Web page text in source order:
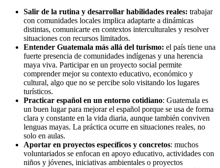
Salir de la rutina y desarrollar habilidades reales: trabajar
con comunidades locales implica adaptarte a dinámicas
distintas, comunicarte en contextos interculturales y resolver
situaciones con recursos limitados.
Entender Guatemala más allá del turismo: el país tiene una
fuerte presencia de comunidades indígenas y una herencia
maya viva. Participar en un proyecto social permite
comprender mejor su contexto educativo, económico y
cultural, algo que no se percibe solo visitando los lugares
turísticos.
Practicar español en un entorno cotidiano: Guatemala es
un buen lugar para mejorar el español porque se usa de forma
clara y constante en la vida diaria, aunque también conviven
lenguas mayas. La práctica ocurre en situaciones reales, no
solo en aulas.
Aportar en proyectos específicos y concretos: muchos
voluntariados se enfocan en apoyo educativo, actividades con
niños y jóvenes, iniciativas ambientales o proyectos